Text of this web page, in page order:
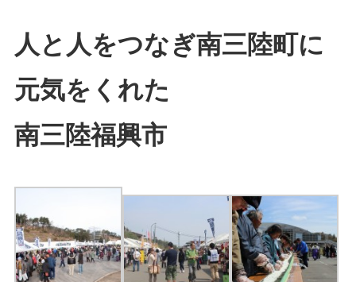
人と人をつなぎ南三陸町に
元気をくれた
南三陸福興市